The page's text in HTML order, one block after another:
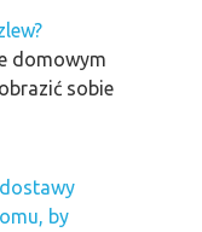
domowym
sobie
by